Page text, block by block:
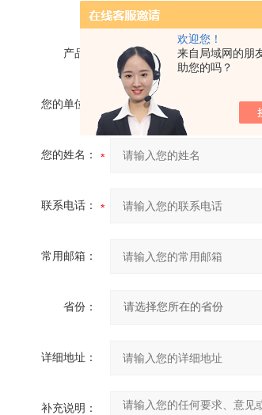
欢迎您！
来自局域网的朋
助您的吗？
产品：
您的单位：
您的姓名：
联系电话：
常用邮箱：
省份：
详细地址：
补充说明：